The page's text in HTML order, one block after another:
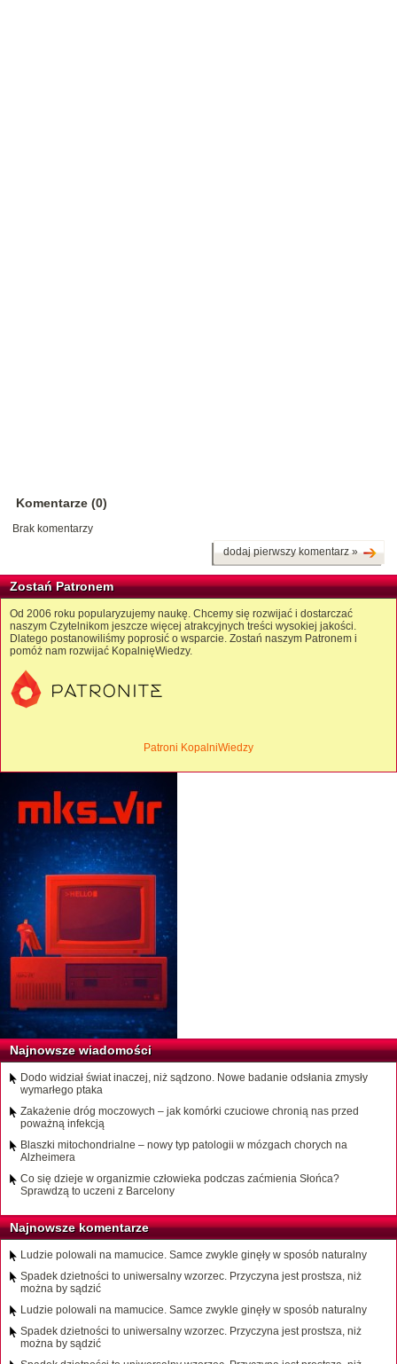
Komentarze (0)
Brak komentarzy
dodaj pierwszy komentarz »
Zostań Patronem
Od 2006 roku popularyzujemy naukę. Chcemy się rozwijać i dostarczać
naszym Czytelnikom jeszcze więcej atrakcyjnych treści wysokiej jakości.
Dlatego postanowiliśmy poprosić o wsparcie. Zostań naszym Patronem i
pomóż nam rozwijać KopalnięWiedzy.
Patroni KopalniWiedzy
Najnowsze wiadomości
Dodo widział świat inaczej, niż sądzono. Nowe badanie odsłania zmysły
wymarłego ptaka
Zakażenie dróg moczowych – jak komórki czuciowe chronią nas przed
poważną infekcją
Blaszki mitochondrialne – nowy typ patologii w mózgach chorych na
Alzheimera
Co się dzieje w organizmie człowieka podczas zaćmienia Słońca?
Sprawdzą to uczeni z Barcelony
Najnowsze komentarze
Ludzie polowali na mamucice. Samce zwykle ginęły w sposób naturalny
Spadek dzietności to uniwersalny wzorzec. Przyczyna jest prostsza, niż
można by sądzić
Ludzie polowali na mamucice. Samce zwykle ginęły w sposób naturalny
Spadek dzietności to uniwersalny wzorzec. Przyczyna jest prostsza, niż
można by sądzić